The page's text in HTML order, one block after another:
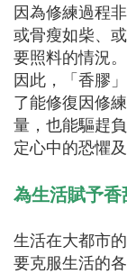
因為修練過程
或骨瘦如柴、
要照料的情況。
因此，「香膠
了能修復因修
量，也能驅趕
定心中的恐懼及
為生活賦予香
生活在大都市
要克服生活的